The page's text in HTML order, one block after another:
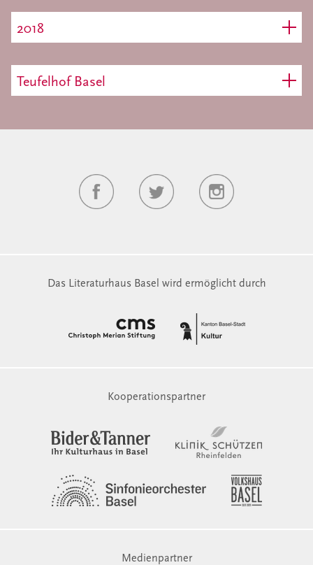
2018
Teufelhof Basel
Das Literaturhaus Basel wird ermöglicht durch
Kooperationspartner
Medienpartner